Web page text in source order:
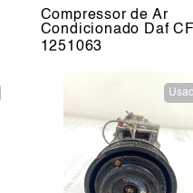
Compressor de Ar
Condicionado Daf
1251063